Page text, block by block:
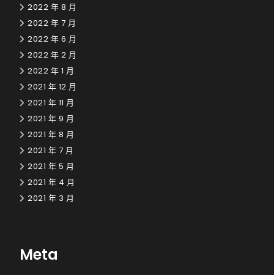
2022 年 8 月
2022 年 7 月
2022 年 6 月
2022 年 2 月
2022 年 1 月
2021 年 12 月
2021 年 11 月
2021 年 9 月
2021 年 8 月
2021 年 7 月
2021 年 5 月
2021 年 4 月
2021 年 3 月
Meta